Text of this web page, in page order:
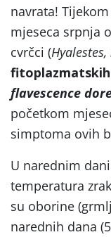
navrata!
mjeseca srpnja
cvrčci (
flavescence
početkom
simptoma ovih
U narednim
temperatura
su oborine
narednih dana